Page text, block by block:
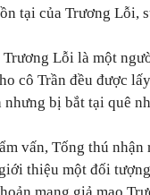
tại của Trương Lỗi,
Trương Lỗi là một
cô Trần đều được
bị bắt tại quê
vấn, Tống thú
thiệu một đối